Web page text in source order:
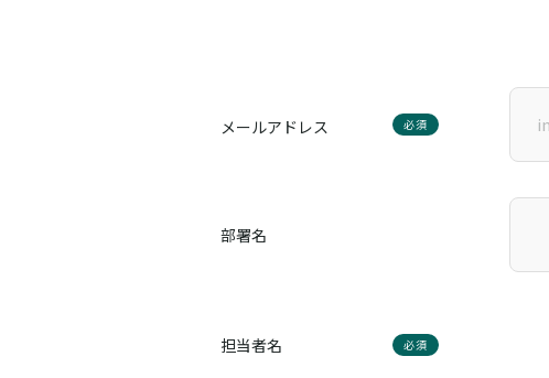
メールアドレス 必須
部署名
担当者名 必須